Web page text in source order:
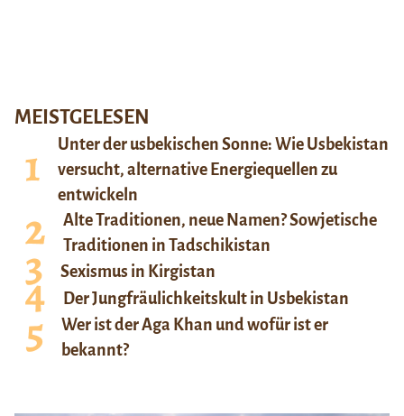
MEISTGELESEN
Unter der usbekischen Sonne: Wie Usbekistan
versucht, alternative Energiequellen zu
entwickeln
Alte Traditionen, neue Namen? Sowjetische
Traditionen in Tadschikistan
Sexismus in Kirgistan
Der Jungfräulichkeitskult in Usbekistan
Wer ist der Aga Khan und wofür ist er
bekannt?